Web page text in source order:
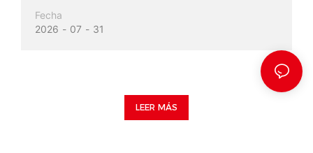
Producción.
Fecha
2026
07 31
LEER MÁS